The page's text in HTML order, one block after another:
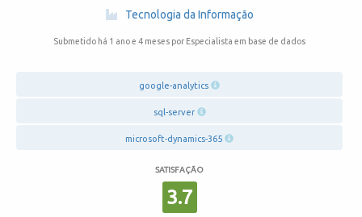
Tecnologia da Informação
Submetido há 1 ano e 4 meses por Especialista em base de dados
google-analytics
sql-server
microsoft-dynamics-365
SATISFAÇÃO
3.7